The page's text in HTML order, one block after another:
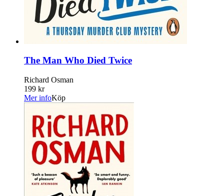
The Man Who Died Twice
Richard Osman
199 kr
Mer infoKöp